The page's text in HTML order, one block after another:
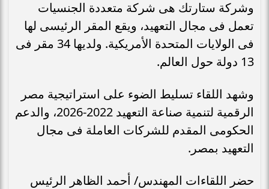
وشركة ستارتك هى شركة متعددة الجنسيات
تعمل فى مجال التعهيد، ويقع المقر الرئيسى لها
فى الولايات المتحدة الأمريكية. ولديها 34 مقر فى
13 دولة حول العالم.
وشهد اللقاء تسليط الضوء على استراتيجية مصر
الرقمية لتنمية صناعة التعهيد 2022-2026، والدعم
الحكومى المقدم للشركات العاملة فى مجال
التعهيد بمصر.
حضر اللقاءات المهندس/ أحمد الظاهر الرئيس